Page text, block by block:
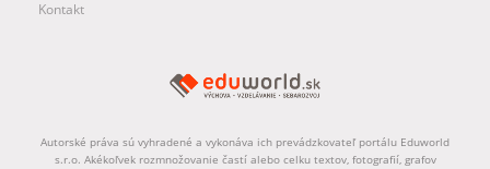
Kontakt
Autorské práva sú vyhradené a vykonáva ich prevádzkovateľ portálu Eduworld
s.r.o. Akékoľvek rozmnožovanie častí alebo celku textov, fotografií, grafov